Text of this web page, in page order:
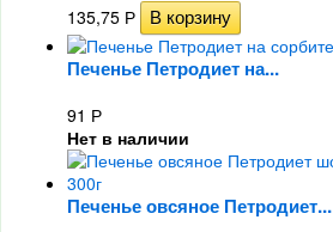
135,75 Р
Печенье Петродиет на...
91 Р
Нет в наличии
Печенье овсяное Петродиет...